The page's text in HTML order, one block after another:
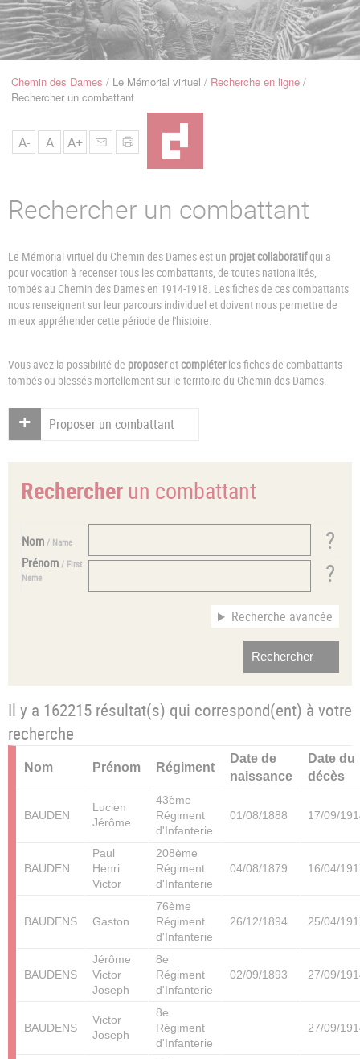
Navigation
Fil
Chemin des Dames Le Mémorial virtuel
Recherche en ligne
Rechercher un combattant
A- A A+
Rechercher un combattant
Le Mémorial virtuel du Chemin des Dames est un projet collaboratifqui a
pour vocation à recenser tous les combattants, de toutes nationalités,
tombés au Chemin des Dames en 1914-1918. Les fiches de ces combattants
nous renseignent sur leur parcours individuel et doivent nous permettre de
mieux appréhender cette période de l'histoire.
Vous avez la possibilité de proposeretcompléterles fiches de combattants
tombés ou blessés mortellement sur le territoire du Chemin des Dames.
Proposer un combattant
Rechercherun combattant
Nom / Name
Prénom / First
Name
Recherche avancée
Il y a 162215 résultat(s) qui correspond(ent) à votre
recherche
Nom Prénom Régiment
Date de
naissance
Date du
décès
BAUDEN
Lucien
Jérôme
43ème
Régiment
d'Infanterie
01/08/1888 17/09/
BAUDEN
Paul
Henri
Victor
208ème
Régiment
d'Infanterie
04/08/1879 16/04/
BAUDENS Gaston
76ème
Régiment
d'Infanterie
26/12/1894 25/04/
BAUDENS
Jérôme
Victor
Joseph
8e
Régiment
d'Infanterie
02/09/1893 27/09/
BAUDENS
Victor
Joseph
8e
Régiment
d'Infanterie
27/09/